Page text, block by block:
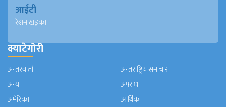
आईटी
रेशम खड्का
क्याटेगोरी
अन्तरवार्ता
अन्तराष्ट्रिय समाचार
अन्य
अपराध
अमेरिका
आर्थिक